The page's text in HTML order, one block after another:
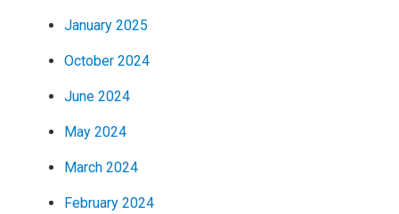
January 2025
October 2024
June 2024
May 2024
March 2024
February 2024